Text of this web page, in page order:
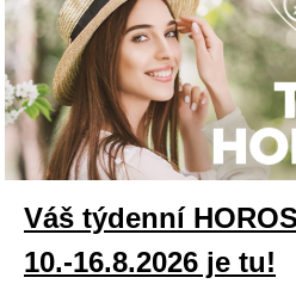
Váš týdenní
10.-16.8.2026 je tu!